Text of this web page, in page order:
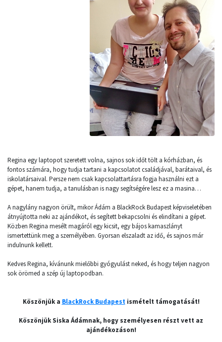
Regina egy laptopot szeretett volna, sajnos sok időt tölt a kórházban, és
fontos számára, hogy tudja tartani a kapcsolatot családjával, barátaival, és
iskolatársaival. Persze nem csak kapcsolattartásra fogja használni ezt a
gépet, hanem tudja, a tanulásban is nagy segítségére lesz ez a masina…
A nagylány nagyon örült, mikor Ádám a BlackRock Budapest képviseletében
átnyújtotta neki az ajándékot, és segített bekapcsolni és elindítani a gépet.
Közben Regina mesélt magáról egy kicsit, egy bájos kamaszlányt
ismertettünk meg a személyében. Gyorsan elszaladt az idő, és sajnos már
indulnunk kellett.
Kedves Regina, kívánunk mielőbbi gyógyulást neked, és hogy teljen nagyon
sok örömed a szép új laptopodban.
Köszönjük a BlackRock Budapestismételt támogatását!
Köszönjük Siska Ádámnak, hogy személyesen részt vett az
ajándékozáson!